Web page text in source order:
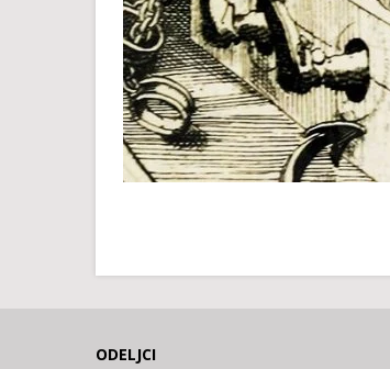
ODELJCI